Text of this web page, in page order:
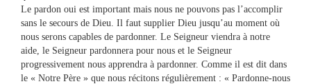
Le pardon oui est important mais nous ne pouvons pas l’accomplir
sans le secours de Dieu. Il faut supplier Dieu jusqu’au moment où
nous serons capables de pardonner. Le Seigneur viendra à notre
aide, le Seigneur pardonnera pour nous et le Seigneur
progressivement nous apprendra à pardonner. Comme il est dit dans
le « Notre Père » que nous récitons régulièrement : « Pardonne-nous